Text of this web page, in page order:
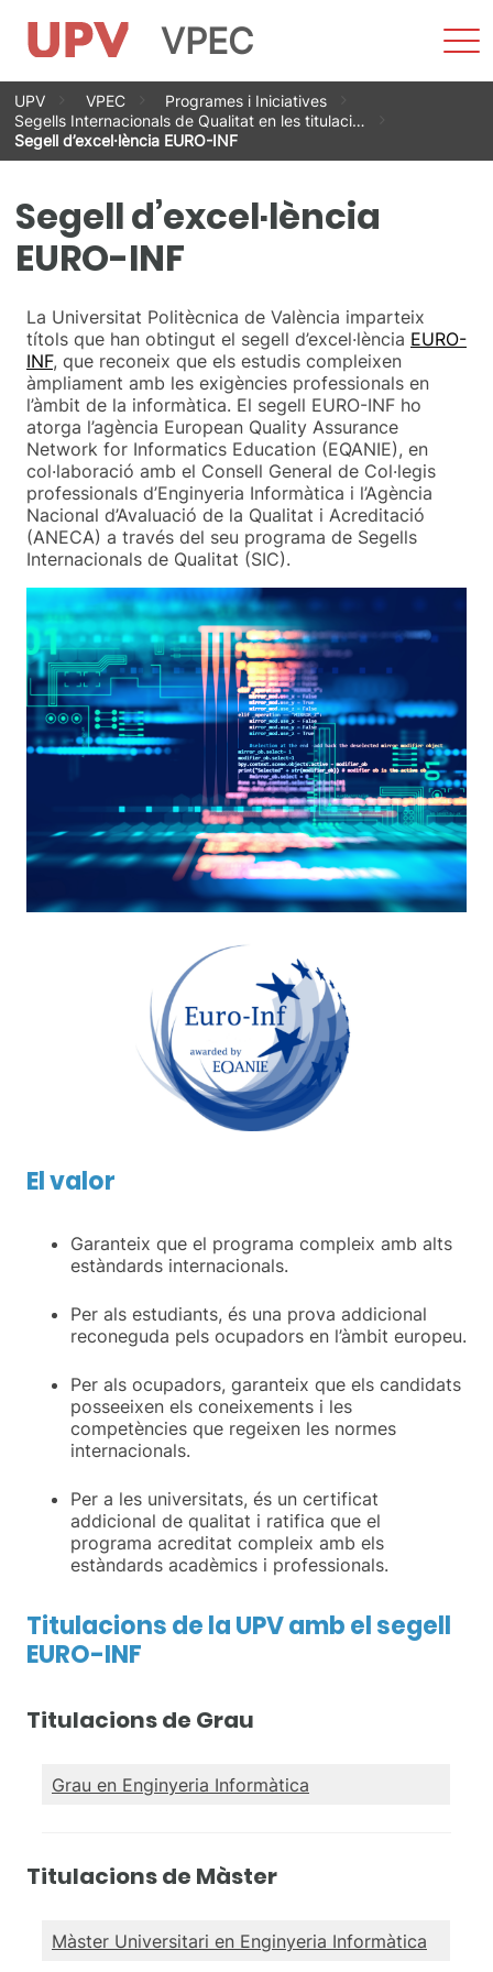
Vés
contingut
VPEC
UPV VPEC
Programes i Iniciatives
Segells Internacionals de Qualitat en les titulaci…
Segell d’excel·lència EURO-INF
Segell d’excel·lència
EURO-INF
La Universitat Politècnica de València imparteix
títols que han obtingut el segell d’excel·lència EURO-
INF, que reconeix que els estudis compleixen
àmpliament amb les exigències professionals en
l’àmbit de la informàtica. El segell EURO-INF ho
atorga l’agència European Quality Assurance
Network for Informatics Education (EQANIE), en
col·laboració amb el Consell General de Col·legis
professionals d’Enginyeria Informàtica i l’Agència
Nacional d’Avaluació de la Qualitat i Acreditació
(ANECA) a través del seu programa de Segells
Internacionals de Qualitat (SIC).
El valor
Garanteix que el programa compleix amb alts
estàndards internacionals.
Per als estudiants, és una prova addicional
reconeguda pels ocupadors en l’àmbit europeu.
Per als ocupadors, garanteix que els candidats
posseeixen els coneixements i les
competències que regeixen les normes
internacionals.
Per a les universitats, és un certificat
addicional de qualitat i ratifica que el
programa acreditat compleix amb els
estàndards acadèmics i professionals.
Titulacions de la UPV amb el segell
EURO-INF
Titulacions de Grau
Grau en Enginyeria Informàtica
Titulacions de Màster
Màster Universitari en Enginyeria Informàtica